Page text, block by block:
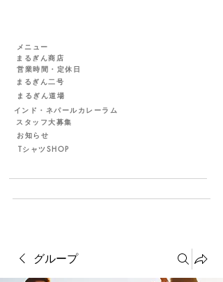
メニュー
まるぎん商店
営業時間・定休日
まるぎん二号
まるぎん道場
インド・ネパールカレーラム
スタッフ大募集
お知らせ
TシャツSHOP
グループ